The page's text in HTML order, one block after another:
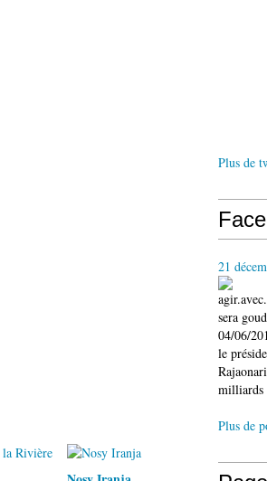
Plus de
21
sera
04/06/
le
milliards
Plus de